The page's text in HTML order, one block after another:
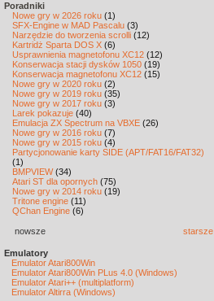
Poradniki
Nowe gry w 2026 roku (1)
SFX-Engine w MAD Pascalu (3)
Narzędzie do tworzenia scrolli (12)
Kartridż Sparta DOS X (6)
Usprawnienia magnetofonu XC12 (12)
Konserwacja stacji dysków 1050 (19)
Konserwacja magnetofonu XC12 (15)
Nowe gry w 2020 roku (2)
Nowe gry w 2019 roku (35)
Nowe gry w 2017 roku (3)
Larek pokazuje (40)
Emulacja ZX Spectrum na VBXE (26)
Nowe gry w 2016 roku (7)
Nowe gry w 2015 roku (4)
Partycjonowanie karty SIDE (APT/FAT16/FAT32)
(1)
BMPVIEW(34)
Atari ST dla opornych (75)
Nowe gry w 2014 roku (19)
Tritone engine (11)
QChan Engine (6)
nowsze starsze
Emulatory
Emulator Atari800Win
Emulator Atari800Win PLus 4.0 (Windows)
Emulator Atari++ (multiplatform)
Emulator Altirra (Windows)